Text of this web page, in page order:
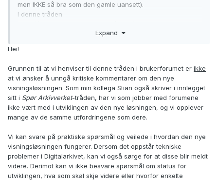
men IKKE så bra som den gamle uansett).
I denne tråden
bildevisning-av-kirkebøker-er-elendig/
"Om man ønsker en
hensiktsmessig:https://forum.nasjonalarkivet.no/topic/37132
4-ny-tjeneste-for-skanna-kirkebøker/"
De henviser altså til denne tråden her for diskusjon, men
her kan en vel kanskje IKKE engang forvente at
Nasjonalarkivet faktisk leser kommentarene??...virker
hvertfall ikke helt sånn??
SLIPPE UNNA å se alle kommentarene som IKKE støtter den
nye bildevisningen de påtvinger brukerne??
Expand
Hei!
Grunnen til at vi henviser til denne tråden i brukerforumet er ikke
at vi ønsker å unngå kritiske kommentarer om den nye
visningsløsningen. Som min kollega Stian også skriver i innlegget
sitt i Spør Arkivverket-tråden, har vi som jobber med forumene
ikke vært med i utviklingen av den nye løsningen, og vi opplever
mange av de samme utfordringene som dere.
Vi kan svare på praktiske spørsmål og veilede i hvordan den nye
visningsløsningen fungerer. Dersom det oppstår tekniske
problemer i Digitalarkivet, kan vi også sørge for at disse blir meldt
videre. Derimot kan vi ikke besvare spørsmål om status for
utviklingen, hva som skal skje videre eller hvorfor enkelte